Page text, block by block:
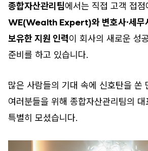
종합자산관리팀에서는 직접 고객 접점
WE(Wealth Expert)와 변호사·세무
보유한 지원 인력이 회사의 새로운 성
준비를 하고 있습니다.
많은 사람들의 기대 속에 신호탄을 쏜
여러분들을 위해 종합자산관리팀의
특별히 모셨습니다.